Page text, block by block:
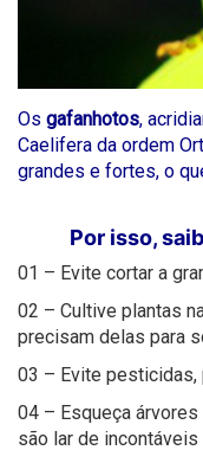
Os gafanhotos,
Caelifera da ordem
grandes e fortes, o
Por isso,
01 – Evite cortar a
02 – Cultive plantas
precisam delas para
03 – Evite pesticidas,
04 – Esqueça
são lar de